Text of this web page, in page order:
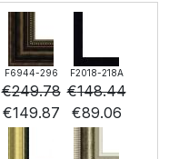
F6944-296
€249.78
€149.87
F2018-218A
€148.44
€89.06